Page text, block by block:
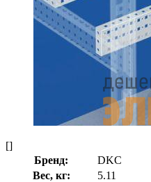
[]
Бренд:
DKC
Вес, кг:
5.11